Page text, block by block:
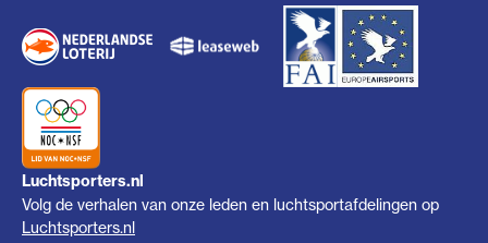
Luchtsporters.nl
Volg de verhalen van onze leden en luchtsportafdelingen op
Luchtsporters.nl